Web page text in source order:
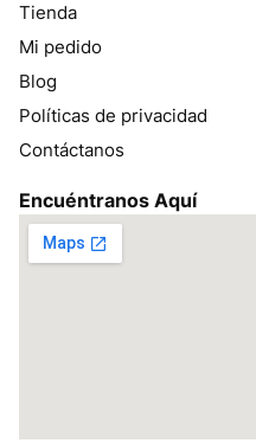
Tienda
Mi pedido
Blog
Políticas de privacidad
Contáctanos
Encuéntranos Aquí